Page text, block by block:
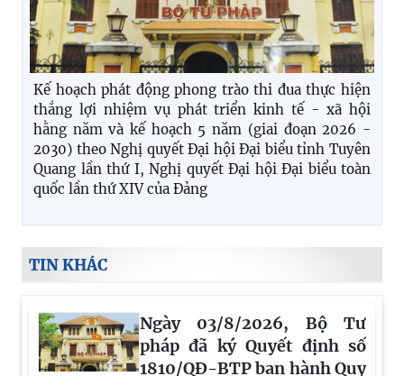
Kế hoạch phát động phong trào thi đua thực hiện
thắng lợi nhiệm vụ phát triển kinh tế - xã hội
hằng năm và kế hoạch 5 năm (giai đoạn 2026 -
2030) theo Nghị quyết Đại hội Đại biểu tỉnh Tuyên
Quang lần thứ I, Nghị quyết Đại hội Đại biểu toàn
quốc lần thứ XIV của Đảng
TIN KHÁC
Ngày 03/8/2026, Bộ Tư
pháp đã ký Quyết định số
1810/QĐ-BTP ban hành Quy